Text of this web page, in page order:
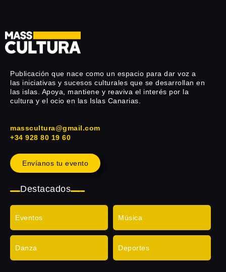
Publicación que nace como un espacio para dar voz a
las iniciativas y sucesos culturales que se desarrollan en
las islas. Apoya, mantiene y reaviva el interés por la
cultura y el ocio en las Islas Canarias.
masscultura@gmail.com
+34 928 80 19 60
Envíanos tu evento
Destacados
Eventos Música
Danza Deportes